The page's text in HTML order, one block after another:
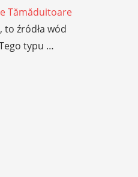
Tămăduitoare
to źródła wód
typu …